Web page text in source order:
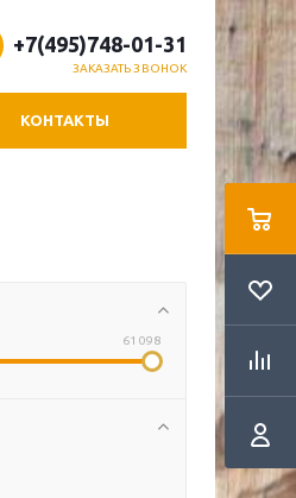
+7(495)748-01-31
ЗАКАЗАТЬ ЗВОНОК
КОНТАКТЫ
61 098